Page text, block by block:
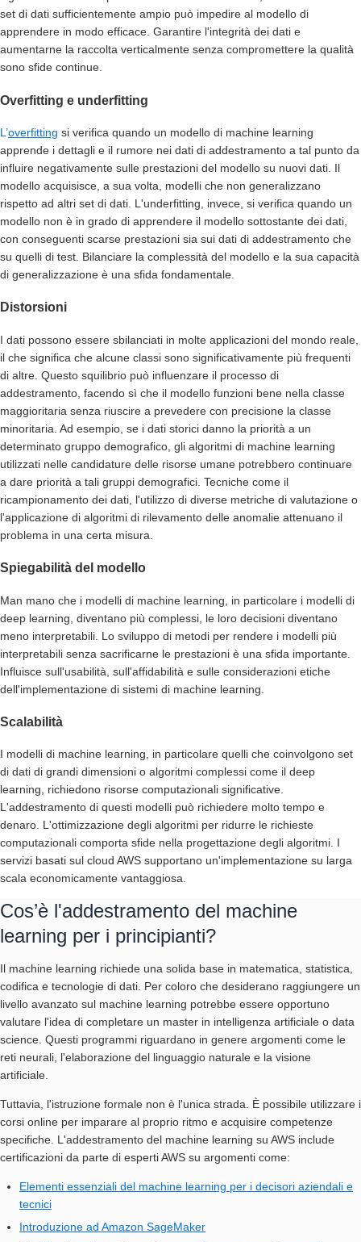
set di dati sufficientemente ampio può impedire al modello di
apprendere in modo efficace. Garantire l'integrità dei dati e
aumentarne la raccolta verticalmente senza compromettere la qualità
sono sfide continue.
Overfitting e underfitting
L’overfitting si verifica quando un modello di machine learning
apprende i dettagli e il rumore nei dati di addestramento a tal punto da
influire negativamente sulle prestazioni del modello su nuovi dati. Il
modello acquisisce, a sua volta, modelli che non generalizzano
rispetto ad altri set di dati. L'underfitting, invece, si verifica quando un
modello non è in grado di apprendere il modello sottostante dei dati,
con conseguenti scarse prestazioni sia sui dati di addestramento che
su quelli di test. Bilanciare la complessità del modello e la sua capacità
di generalizzazione è una sfida fondamentale.
Distorsioni
I dati possono essere sbilanciati in molte applicazioni del mondo reale,
il che significa che alcune classi sono significativamente più frequenti
di altre. Questo squilibrio può influenzare il processo di
addestramento, facendo sì che il modello funzioni bene nella classe
maggioritaria senza riuscire a prevedere con precisione la classe
minoritaria. Ad esempio, se i dati storici danno la priorità a un
determinato gruppo demografico, gli algoritmi di machine learning
utilizzati nelle candidature delle risorse umane potrebbero continuare
a dare priorità a tali gruppi demografici. Tecniche come il
ricampionamento dei dati, l'utilizzo di diverse metriche di valutazione o
l'applicazione di algoritmi di rilevamento delle anomalie attenuano il
problema in una certa misura.
Spiegabilità del modello
Man mano che i modelli di machine learning, in particolare i modelli di
deep learning, diventano più complessi, le loro decisioni diventano
meno interpretabili. Lo sviluppo di metodi per rendere i modelli più
interpretabili senza sacrificarne le prestazioni è una sfida importante.
Influisce sull'usabilità, sull'affidabilità e sulle considerazioni etiche
dell'implementazione di sistemi di machine learning.
Scalabilità
I modelli di machine learning, in particolare quelli che coinvolgono set
di dati di grandi dimensioni o algoritmi complessi come il deep
learning, richiedono risorse computazionali significative.
L'addestramento di questi modelli può richiedere molto tempo e
denaro. L'ottimizzazione degli algoritmi per ridurre le richieste
computazionali comporta sfide nella progettazione degli algoritmi. I
servizi basati sul cloud AWS supportano un'implementazione su larga
scala economicamente vantaggiosa.
Cos’è l'addestramento del machine
learning per i principianti?
Il machine learning richiede una solida base in matematica, statistica,
codifica e tecnologie di dati. Per coloro che desiderano raggiungere un
livello avanzato sul machine learning potrebbe essere opportuno
valutare l'idea di completare un master in intelligenza artificiale o data
science. Questi programmi riguardano in genere argomenti come le
reti neurali, l'elaborazione del linguaggio naturale e la visione
artificiale.
Tuttavia, l'istruzione formale non è l'unica strada. È possibile utilizzare i
corsi online per imparare al proprio ritmo e acquisire competenze
specifiche. L'addestramento del machine learning su AWS include
certificazioni da parte di esperti AWS su argomenti come:
Elementi essenziali del machine learning per i decisori aziendali e
tecnici
Introduzione ad Amazon SageMaker